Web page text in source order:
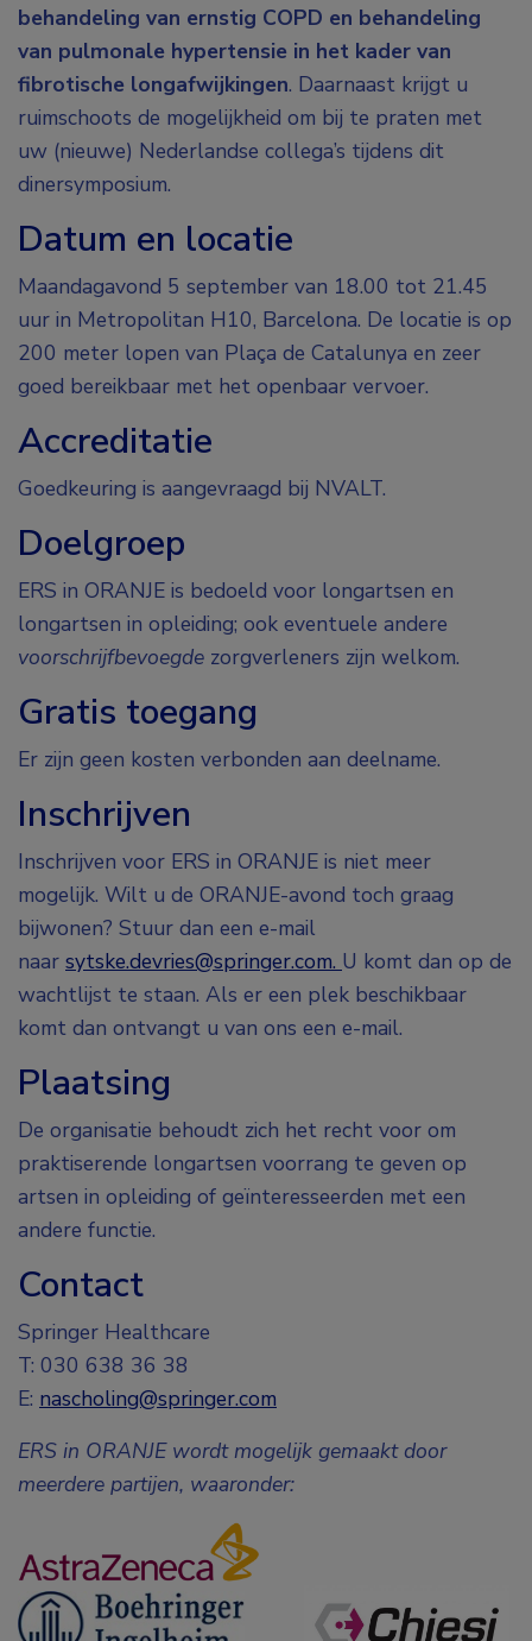
behandeling van ernstig COPD en behandeling
van pulmonale hypertensie in het kader van
fibrotische longafwijkingen. Daarnaast krijgt u
ruimschoots de mogelijkheid om bij te praten met
uw (nieuwe) Nederlandse collega’s tijdens dit
dinersymposium.
Datum en locatie
Maandagavond 5 september van 18.00 tot 21.45
uur in Metropolitan H10, Barcelona. De locatie is op
200 meter lopen van Plaça de Catalunya en zeer
goed bereikbaar met het openbaar vervoer.
Accreditatie
Goedkeuring is aangevraagd bij NVALT.
Doelgroep
ERS in ORANJE is bedoeld voor longartsen en
longartsen in opleiding; ook eventuele andere
voorschrijfbevoegde zorgverleners zijn welkom.
Gratis toegang
Er zijn geen kosten verbonden aan deelname.
Inschrijven
Inschrijven voor ERS in ORANJE is niet meer
mogelijk. Wilt u de ORANJE-avond toch graag
bijwonen? Stuur dan een e-mail
naar sytske.devries@springer.com. U komt dan op de
wachtlijst te staan. Als er een plek beschikbaar
komt dan ontvangt u van ons een e-mail.
Plaatsing
De organisatie behoudt zich het recht voor om
praktiserende longartsen voorrang te geven op
artsen in opleiding of geïnteresseerden met een
andere functie.
Contact
Springer Healthcare
T: 030 638 36 38
E: nascholing@springer.com
ERS in ORANJE wordt mogelijk gemaakt door
meerdere partijen, waaronder: